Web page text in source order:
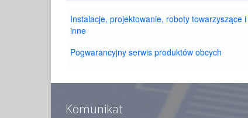
Instalacje, projektowanie, roboty towarzyszące i
inne
Pogwarancyjny serwis produktów obcych
Komunikat